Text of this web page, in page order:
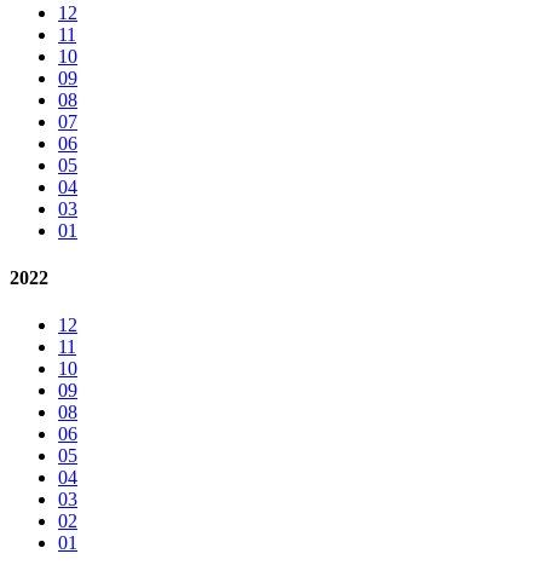
12
11
10
09
08
07
06
05
04
03
01
2022
12
11
10
09
08
06
05
04
03
02
01